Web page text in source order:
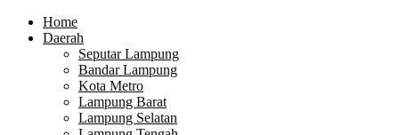
Home
Daerah
Seputar Lampung
Bandar Lampung
Kota Metro
Lampung Barat
Lampung Selatan